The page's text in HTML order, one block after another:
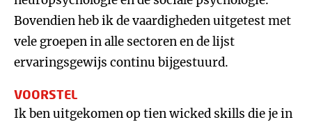
Bovendien heb ik de vaardigheden uitgetest met
vele groepen in alle sectoren en de lijst
ervaringsgewijs continu bijgestuurd.
VOORSTEL
Ik ben uitgekomen op tien wicked skills die je in